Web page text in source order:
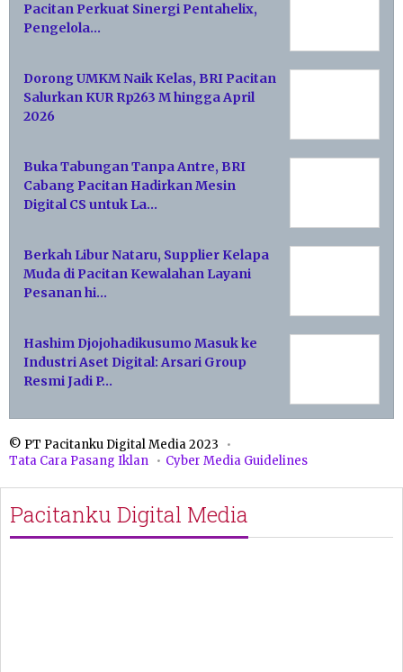
Pacitan Perkuat Sinergi Pentahelix,
Pengelola…
Dorong UMKM Naik Kelas, BRI Pacitan
Salurkan KUR Rp263 M hingga April
2026
Buka Tabungan Tanpa Antre, BRI
Cabang Pacitan Hadirkan Mesin
Digital CS untuk La…
Berkah Libur Nataru, Supplier Kelapa
Muda di Pacitan Kewalahan Layani
Pesanan hi…
Hashim Djojohadikusumo Masuk ke
Industri Aset Digital: Arsari Group
Resmi Jadi P…
© PT Pacitanku Digital Media 2023
Tata Cara Pasang Iklan
Cyber Media Guidelines
Pacitanku Digital Media